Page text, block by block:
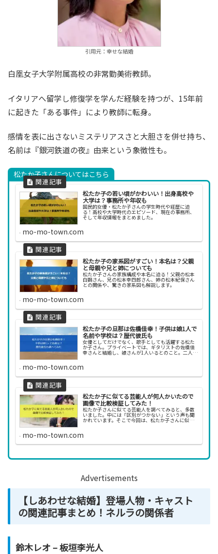
引用元：幸せな結婚
白凰女子大学附属高校の非常勤美術教師。
イタリアへ留学し修復学を学んだ経験を持つが、15年前
に起きた「ある事件」により教師に転身。
感情を表に出さないミステリアスさと大胆さを併せ持ち、
名前は『銀河鉄道の夜』由来という象徴性も。
松たか子さんについてはこちら
松たか子の若い頃がかわいい！出身高校や
大学は？事務所や年収も
国民的女優・松たか子さんの学生時代や経歴に迫
る！高校や大学時代のエピソード、現在の事務所、
そして年収情報をまとめました。
mo-mo-town.com
松たか子の家系図がすごい！本名は？父親
と母親や兄と姉についても
松たか子さんの家族構成や本名に迫る！父親の松本
白鸚さん、兄の松本幸四郎さん、姉の松本紀保さん
との関係や、驚きの家系図も解説します。
mo-mo-town.com
松たか子の旦那は佐橋佳幸！子供は娘1人で
名前や学校は？歴代彼氏も
女優としてだけでなく、歌手としても活躍する松た
か子さん。プライベートでは、ギタリストの佐橋佳
幸さんと結婚し、娘さんが1人いるとのこと。二人の
詳しく紹介します。
mo-mo-town.com
松たか子に似てる芸能人が何人かいたので
画像で比較検証してみた！
松たか子さんに似てる芸能人を調べてみると、多数
いました。中には「区別がつかない」という声も聞
かれています。そこで今回は、松たか子さんに似て
ち着いた雰...
mo-mo-town.com
Advertisements
【しあわせな結婚】登場人物・キャスト
の関連記事まとめ！ネルラの関係者
鈴木レオ – 板垣李光人